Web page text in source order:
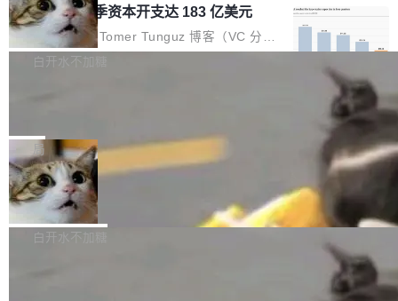
库继续执行。存储库是持久化的唯一真相...
样的次旗舰。 Galaxy Z Fold8 Ultra / Z Fold8 /
Z Flip8三款折叠屏新机均在7月22日发布，且全
部搭载骁龙8 Elite Gen5 for Galaxy，它们本该
ltaDB 的核心思路直接写在 landing page 最显
眼的位置：「Software is made between com
mits」——软件是在 commit 之间写出来的。git
是把这段空隙补上。 回退到任何一次编辑：Delt
aDB 捕获 commit 之间的每一次操作，...
SpaceXAI 单季资本开支达 183 亿美元
根据风险投资人Tomer Tunguz 博客（VC 分
析）披露的最新分析与第二季度业绩报告，Spac
微软同期总资本开支的四成。 与亚马逊、Alpha
bet、微软以及 Meta 等传统科技巨头相比，Spa
ceXAI的资金消耗速度尤为引人瞩目。然而，支
撑庞大支出的资金来源却呈现出截然不同的面
貌。数据显示，微软和 Meta 主要依托充沛的经
白开水不加糖
一个在终端里运行的编程 agent；Muse Spark
1.2，驱动这个 agent 的新模型。一句话概括：
你可以用 curl -fsSL https://dev.meta.ai/install.
sh | bash 安装一个能在大项目里自动规划、写
代码、验证结果的 AI 终端工具。 据介绍，Muse
局
美团开源 LoHoSearch，用知识图谱校
准 AI 能力认知
机器出题的前提，是让机器拥有全局视野。整个
构建流程可以分为四个环节：建图 → 控制难度
白开水不加糖